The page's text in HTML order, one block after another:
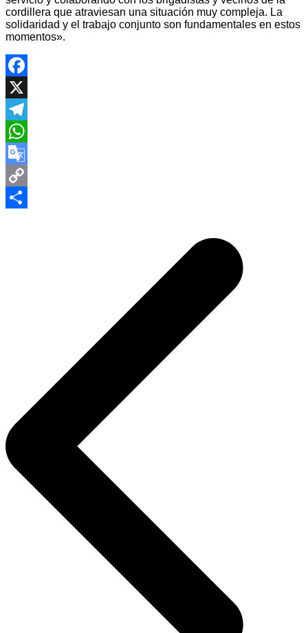
cordillera que atraviesan una situación muy compleja. La
solidaridad y el trabajo conjunto son fundamentales en estos
momentos».
Facebook
X
Telegram
WhatsApp
Google
Translate
Copy